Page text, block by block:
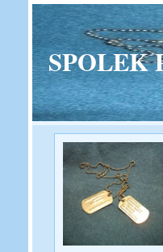
SPOLEK